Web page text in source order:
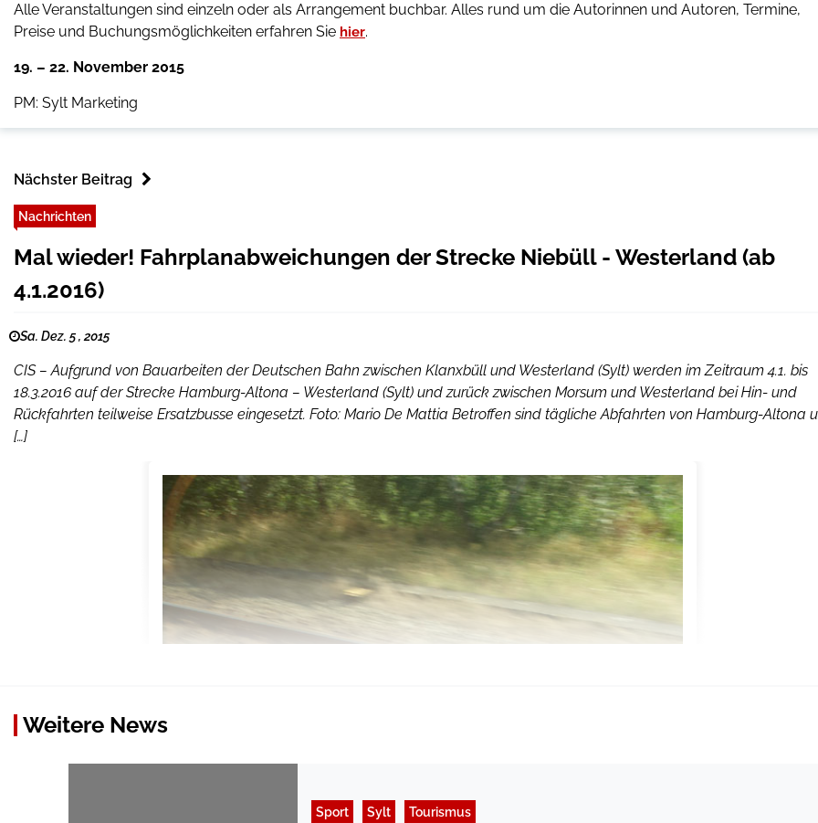
Alle Veranstaltungen sind einzeln oder als Arrangement buchbar. Alles rund um die Autorinnen und Autoren, Termine,
Preise und Buchungsmöglichkeiten erfahren Sie hier.
19. – 22. November 2015
PM: Sylt Marketing
Nächster Beitrag
Nachrichten
Mal wieder! Fahrplanabweichungen der Strecke Niebüll - Westerland (ab
4.1.2016)
Sa. Dez. 5 , 2015
CIS – Aufgrund von Bauarbeiten der Deutschen Bahn zwischen Klanxbüll und Westerland (Sylt) werden im Zeitraum 4.1. bis
18.3.2016 auf der Strecke Hamburg-Altona – Westerland (Sylt) und zurück zwischen Morsum und Westerland bei Hin- und
Rückfahrten teilweise Ersatzbusse eingesetzt. Foto: Mario De Mattia Betroffen sind tägliche Abfahrten von Hamburg-Altona
[…]
Weitere News
Sport Sylt Tourismus